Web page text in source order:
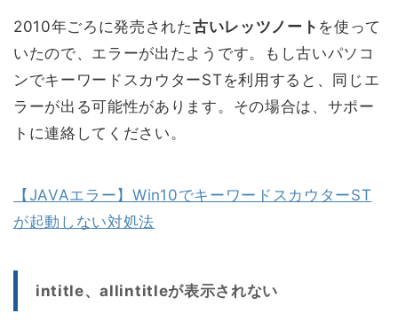
2010年ごろに発売された古いレッツノート を使って
いたので、エラーが出たようです。もし古いパソコ
ンでキーワードスカウターSTを利用すると、同じエ
ラーが出る可能性があります。その場合は、サポー
トに連絡してください。
【JAVAエラー】Win10でキーワードスカウターST
が起動しない対処法
intitle、allintitleが表示されない